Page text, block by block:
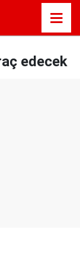
edecek